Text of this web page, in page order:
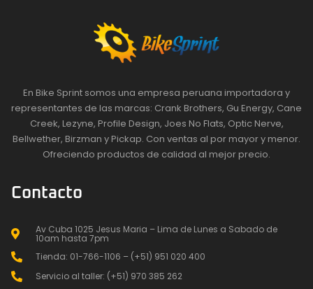
En Bike Sprint somos una empresa peruana importadora y
representantes de las marcas: Crank Brothers, Gu Energy, Cane
Creek, Lezyne, Profile Design, Joes No Flats, Optic Nerve,
Bellwether, Birzman y Pickap. Con ventas al por mayor y menor.
Ofreciendo productos de calidad al mejor precio.
Contacto
Av Cuba 1025 Jesus Maria – Lima de Lunes a Sabado de
10am hasta 7pm
Tienda: 01-766-1106 – (+51) 951 020 400
Servicio al taller: (+51) 970 385 262